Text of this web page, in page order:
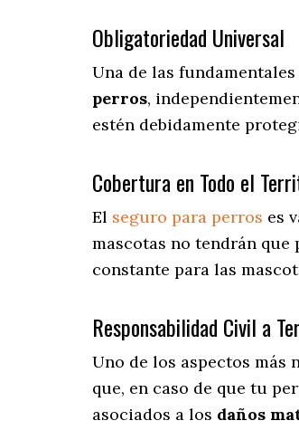
Obligatoriedad Universal
Una de las
perros,
estén debidamente
Cobertura en Todo el
El seguro para perros es
mascotas no tendrán que
constante para las
Responsabilidad Civil a
Uno de los aspectos más
que, en caso de que tu
asociados a los daños